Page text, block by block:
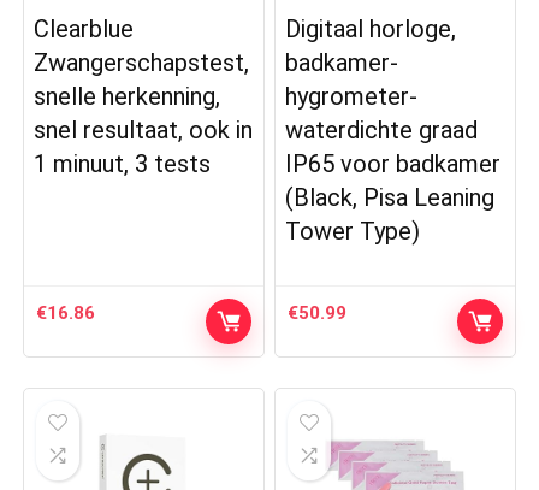
Clearblue
Zwangerschapstest,
snelle herkenning,
snel resultaat, ook in
1 minuut, 3 tests
€16.86
Digitaal horloge,
badkamer-
hygrometer-
waterdichte graad
IP65 voor badkamer
(Black, Pisa Leaning
Tower Type)
€50.99